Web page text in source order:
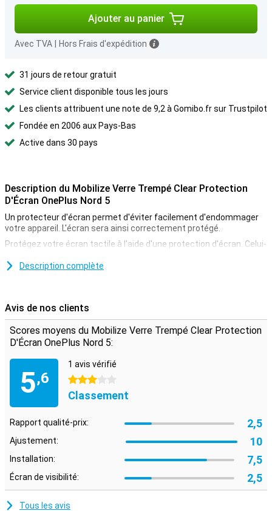
Ajouter au panier
Avec TVA Hors Frais d'expédition
31 jours de retour gratuit
Service client disponible tous les jours
Les clients attribuent une note de 9,2 à Gomibo.fr sur Trustpilot
Fondée en 2006 aux Pays-Bas
Active dans 30 pays
Description du Mobilize Verre Trempé Clear Protection
D'Écran OnePlus Nord 5
Un protecteur d'écran permet d'éviter facilement d'endommager
votre appareil. L'écran sera ainsi correctement protégé.
Protégez votre écran tactile à l'aide d'une protection d'écran. Celui-
offrir à votre téléphone une protection optimale sans en être gêné.
Description complète
Avis de nos clients
Scores moyens du Mobilize Verre Trempé Clear Protection
D'Écran OnePlus Nord 5:
5,6
1 avis vérifié
3 étoiles
Classement
Rapport qualité-prix: 2,5
Ajustement: 10
Installation: 7,5
Écran de visibilité: 2,5
Tous les avis